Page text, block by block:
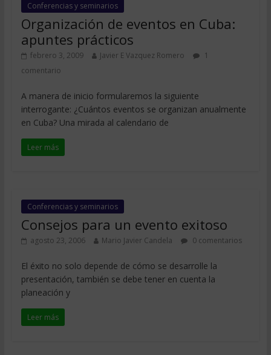
Conferencias y seminarios
Organización de eventos en Cuba:
apuntes prácticos
febrero 3, 2009 Javier E Vazquez Romero
1
comentario
A manera de inicio formularemos la siguiente
interrogante: ¿Cuántos eventos se organizan anualmente
en Cuba? Una mirada al calendario de
Leer más
Conferencias y seminarios
Consejos para un evento exitoso
agosto 23, 2006 Mario Javier Candela 0 comentarios
El éxito no solo depende de cómo se desarrolle la
presentación, también se debe tener en cuenta la
planeación y
Leer más